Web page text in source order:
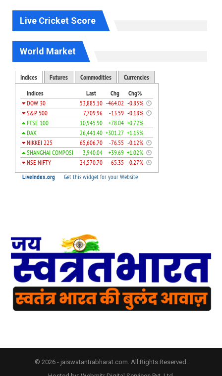
Live Cricket Score
World Market
© 2026 - jaiswatantrabharat.com. All Rights Reserved.